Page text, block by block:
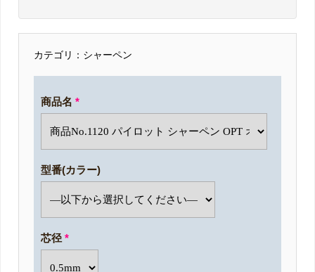
カテゴリ：シャーペン
商品名 *
型番(カラー)
芯径*